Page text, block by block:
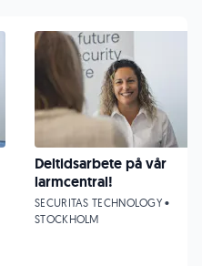
Deltidsarbete på vår
larmcentral!
SECURITAS TECHNOLOGY •
STOCKHOLM